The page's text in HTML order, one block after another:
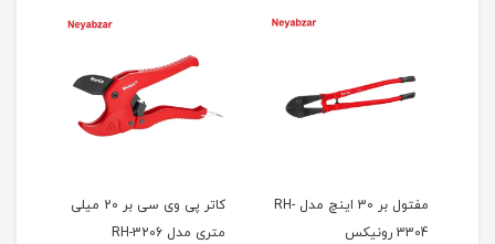
مفتول بر 30 اینچ مدل RH-
3304 رونیکس
کاتر پی وی سی بر 20 میلی
متری مدل RH-3206